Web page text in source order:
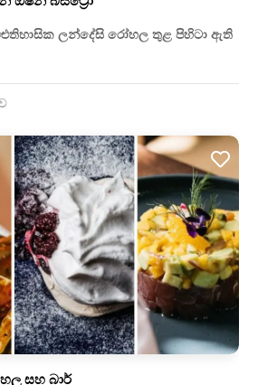
ලන්දේසි රෝහල තුළ පිහිටා ඇති
සහ බාර්